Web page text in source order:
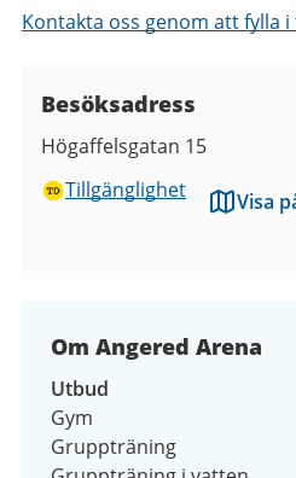
Kontakta oss genom att fylla
Besöksadress
Högaffelsgatan 15
Tillgänglighet
Visa
Om Angered Arena
Utbud
Gym
Gruppträning